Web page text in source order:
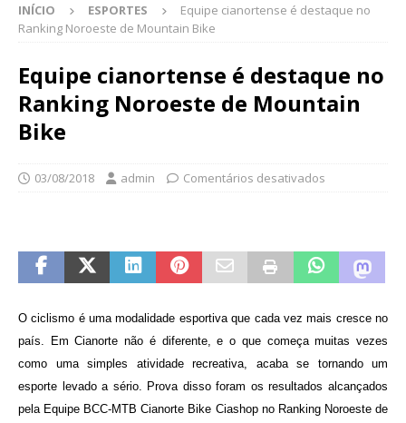
INÍCIO ESPORTES
Equipe cianortense é destaque no
Ranking Noroeste de Mountain Bike
Equipe cianortense é destaque no
Ranking Noroeste de Mountain
Bike
03/08/2018 admin Comentários desativados
O ciclismo é uma modalidade esportiva que cada vez mais cresce no
país. Em Cianorte não é diferente, e o que começa muitas vezes
como uma simples atividade recreativa, acaba se tornando um
esporte levado a sério. Prova disso foram os resultados alcançados
pela Equipe BCC-MTB Cianorte Bike Ciashop no Ranking Noroeste de